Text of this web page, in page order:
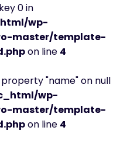
0 in
wp-
master/template-
on line 4
"name" on null
wp-
master/template-
on line 4